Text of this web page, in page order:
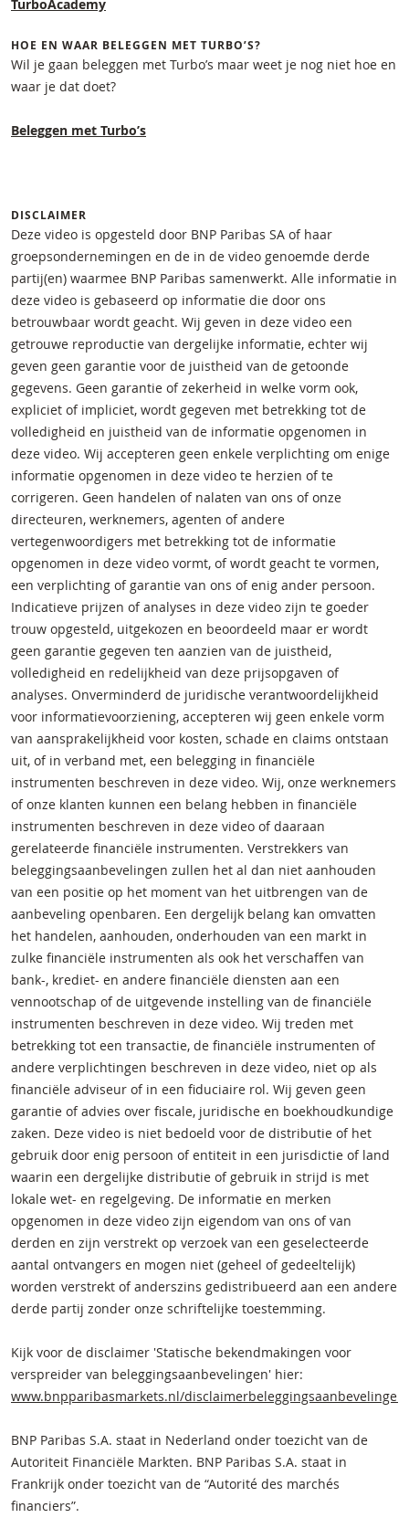
TurboAcademy
HOE EN WAAR BELEGGEN MET TURBO’S?
Wil je gaan beleggen met Turbo’s maar weet je nog niet hoe en
waar je dat doet?
Beleggen met Turbo’s
DISCLAIMER
Deze video is opgesteld door BNP Paribas SA of haar
groepsondernemingen en de in de video genoemde derde
partij(en) waarmee BNP Paribas samenwerkt. Alle informatie in
deze video is gebaseerd op informatie die door ons
betrouwbaar wordt geacht. Wij geven in deze video een
getrouwe reproductie van dergelijke informatie, echter wij
geven geen garantie voor de juistheid van de getoonde
gegevens. Geen garantie of zekerheid in welke vorm ook,
expliciet of impliciet, wordt gegeven met betrekking tot de
volledigheid en juistheid van de informatie opgenomen in
deze video. Wij accepteren geen enkele verplichting om enige
informatie opgenomen in deze video te herzien of te
corrigeren. Geen handelen of nalaten van ons of onze
directeuren, werknemers, agenten of andere
vertegenwoordigers met betrekking tot de informatie
opgenomen in deze video vormt, of wordt geacht te vormen,
een verplichting of garantie van ons of enig ander persoon.
Indicatieve prijzen of analyses in deze video zijn te goeder
trouw opgesteld, uitgekozen en beoordeeld maar er wordt
geen garantie gegeven ten aanzien van de juistheid,
volledigheid en redelijkheid van deze prijsopgaven of
analyses. Onverminderd de juridische verantwoordelijkheid
voor informatievoorziening, accepteren wij geen enkele vorm
van aansprakelijkheid voor kosten, schade en claims ontstaan
uit, of in verband met, een belegging in financiële
instrumenten beschreven in deze video. Wij, onze werknemers
of onze klanten kunnen een belang hebben in financiële
instrumenten beschreven in deze video of daaraan
gerelateerde financiële instrumenten. Verstrekkers van
beleggingsaanbevelingen zullen het al dan niet aanhouden
van een positie op het moment van het uitbrengen van de
aanbeveling openbaren. Een dergelijk belang kan omvatten
het handelen, aanhouden, onderhouden van een markt in
zulke financiële instrumenten als ook het verschaffen van
bank-, krediet- en andere financiële diensten aan een
vennootschap of de uitgevende instelling van de financiële
instrumenten beschreven in deze video. Wij treden met
betrekking tot een transactie, de financiële instrumenten of
andere verplichtingen beschreven in deze video, niet op als
financiële adviseur of in een fiduciaire rol. Wij geven geen
garantie of advies over fiscale, juridische en boekhoudkundige
zaken. Deze video is niet bedoeld voor de distributie of het
gebruik door enig persoon of entiteit in een jurisdictie of land
waarin een dergelijke distributie of gebruik in strijd is met
lokale wet- en regelgeving. De informatie en merken
opgenomen in deze video zijn eigendom van ons of van
derden en zijn verstrekt op verzoek van een geselecteerde
aantal ontvangers en mogen niet (geheel of gedeeltelijk)
worden verstrekt of anderszins gedistribueerd aan een andere
derde partij zonder onze schriftelijke toestemming.
Kijk voor de disclaimer 'Statische bekendmakingen voor
verspreider van beleggingsaanbevelingen' hier:
www.bnpparibasmarkets.nl/disclaimerbeleggingsaanbevelingen/
BNP Paribas S.A. staat in Nederland onder toezicht van de
Autoriteit Financiële Markten. BNP Paribas S.A. staat in
Frankrijk onder toezicht van de “Autorité des marchés
financiers”.